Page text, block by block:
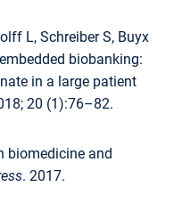
L, Schreiber S, Buyx
biobanking:
in a large patient
20 (1):76–82.
biomedicine and
. 2017.